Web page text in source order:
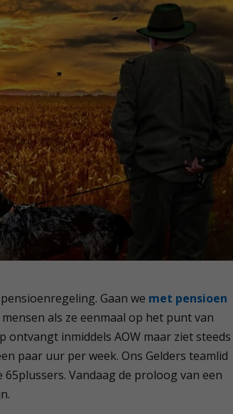
Gaan we met pensioen
als ze eenmaal op het punt van
inmiddels AOW maar ziet steeds
paar uur per week. Ons Gelders teamlid
Vandaag de proloog van een